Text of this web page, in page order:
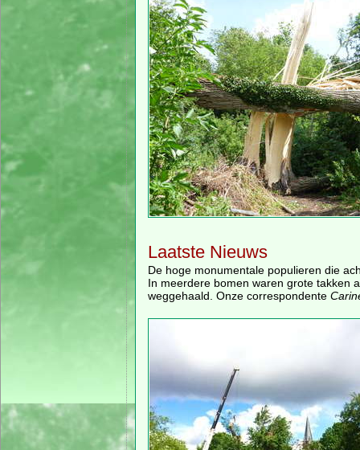
Laatste Nieuws
De hoge monumentale populieren die
In meerdere bomen waren grote takken
weggehaald. Onze correspondente